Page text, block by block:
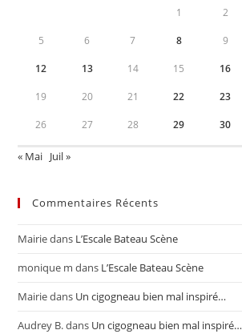
1 2
5 6 7 8 9
12 13 14 15 16
19 20 21 22 23
26 27 28 29 30
« Mai Juil »
Commentaires Récents
Mairiedans L’Escale Bateau Scène
monique m dans L’Escale Bateau Scène
Mairiedans Un cigogneau bien mal inspiré…
Audrey B.dans Un cigogneau bien mal inspiré…